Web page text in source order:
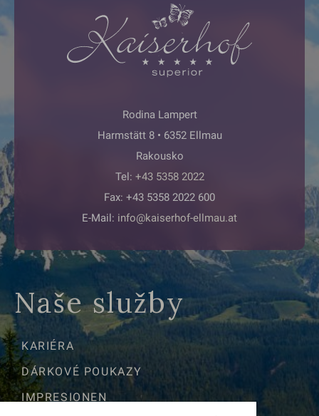
Rodina Lampert
Harmstätt 8 • 6352 Ellmau
Rakousko
Tel: +43 5358 2022
Fax: +43 5358 2022 600
E-Mail: info@kaiserhof-ellmau.at
Naše služby
KARIÉRA
DÁRKOVÉ POUKAZY
IMPRESIONEN